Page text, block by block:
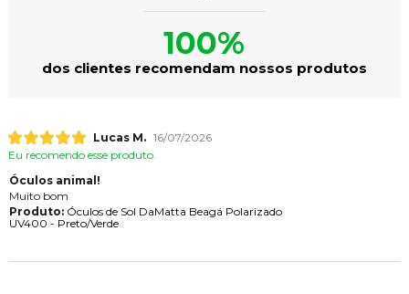
100%
dos clientes recomendam nossos produtos
Lucas M. 16/07/2026
Eu recomendo esse produto.
Óculos animal!
Muito bom
Produto:Óculos de Sol DaMatta Beagá Polarizado
UV400 - Preto/Verde